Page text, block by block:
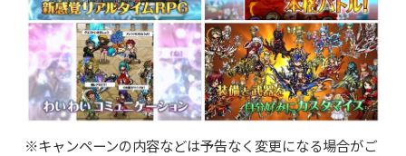
※キャンペーンの内容などは予告なく変更になる場合がご